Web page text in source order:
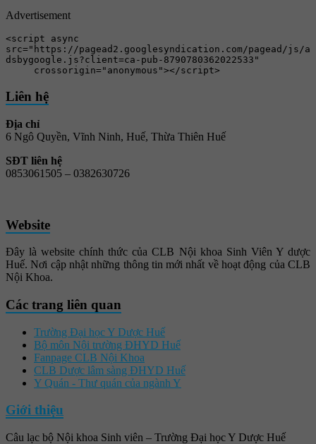
Advertisement
<script async
src="https://pagead2.googlesyndication.com/pagead/js/a
dsbygoogle.js?client=ca-pub-8790780362022533"
     crossorigin="anonymous"></script>
Liên hệ
Địa chỉ
6 Ngô Quyền, Vĩnh Ninh, Huế, Thừa Thiên Huế
SĐT liên hệ
0853061505 – 0382630726
Website
Đây là website chính thức của CLB Nội khoa Sinh Viên Y dược
Huế. Nơi cập nhật những thông tin mới nhất về hoạt động của CLB
Nội Khoa.
Các trang liên quan
Trường Đại học Y Dược Huế
Bộ môn Nội trường ĐHYD Huế
Fanpage CLB Nội Khoa
CLB Dược lâm sàng ĐHYD Huế
Y Quán - Thư quán của ngành Y
Giới thiệu
Câu lạc bộ Nội khoa Sinh viên – Trường Đại học Y Dược Huế